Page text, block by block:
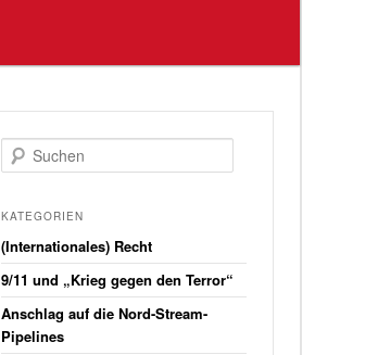
u
h
n
KATEGORIEN
(Internationales) Recht
9/11 und „Krieg gegen den Terror“
Anschlag auf die Nord-Stream-
Pipelines